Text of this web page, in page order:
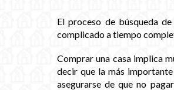
El proceso de búsqueda
complicado a tiempo
Comprar una casa implica
decir que la más
asegurarse de que no